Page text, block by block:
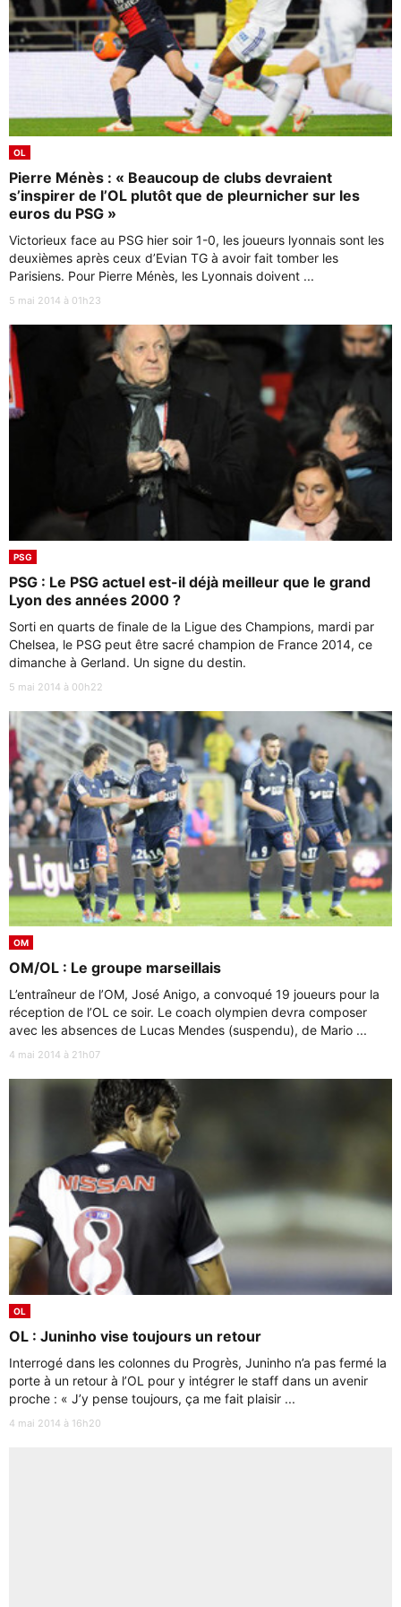
OL
Pierre Ménès : « Beaucoup de clubs devraient
s’inspirer de l’OL plutôt que de pleurnicher sur les
euros du PSG »
Victorieux face au PSG hier soir 1-0, les joueurs lyonnais sont les
deuxièmes après ceux d’Evian TG à avoir fait tomber les
Parisiens. Pour Pierre Ménès, les Lyonnais doivent ...
5 mai 2014 à 01h23
PSG
PSG : Le PSG actuel est-il déjà meilleur que le grand
Lyon des années 2000 ?
Sorti en quarts de finale de la Ligue des Champions, mardi par
Chelsea, le PSG peut être sacré champion de France 2014, ce
dimanche à Gerland. Un signe du destin.
5 mai 2014 à 00h22
OM
OM/OL : Le groupe marseillais
L’entraîneur de l’OM, José Anigo, a convoqué 19 joueurs pour la
réception de l’OL ce soir. Le coach olympien devra composer
avec les absences de Lucas Mendes (suspendu), de Mario ...
4 mai 2014 à 21h07
OL
OL : Juninho vise toujours un retour
Interrogé dans les colonnes du Progrès, Juninho n’a pas fermé la
porte à un retour à l’OL pour y intégrer le staff dans un avenir
proche : « J’y pense toujours, ça me fait plaisir ...
4 mai 2014 à 16h20